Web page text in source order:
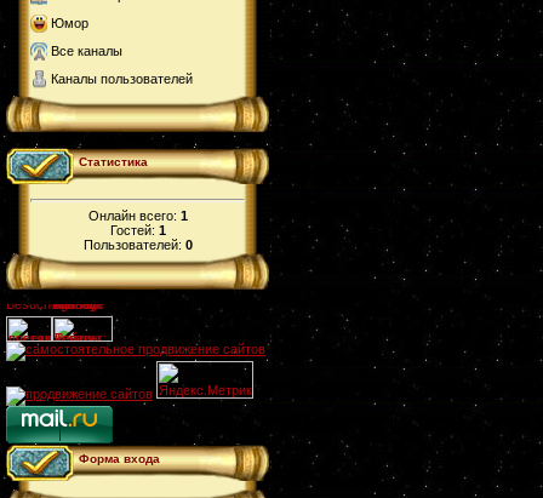
Юмор
Все каналы
Каналы пользователей
Статистика
Онлайн всего: 1
Гостей: 1
Пользователей: 0
Форма входа